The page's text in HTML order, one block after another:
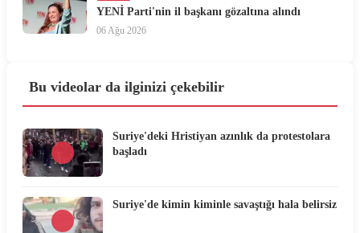
YENİ Parti'nin il başkanı gözaltına alındı
06 Ağu 2026
Bu videolar da ilginizi çekebilir
Suriye'deki Hristiyan azınlık da protestolara
başladı
Suriye'de kimin kiminle savaştığı hala belirsiz